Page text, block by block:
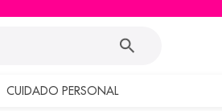
CUIDADO PERSONAL